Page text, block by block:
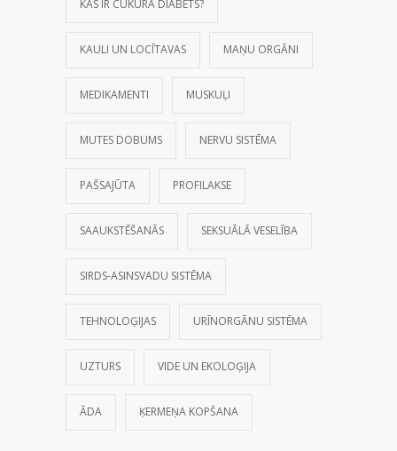
KAS IR CUKURA DIABĒTS?
KAULI UN LOCĪTAVAS MAŅU ORGĀNI
MEDIKAMENTI MUSKUĻI
MUTES DOBUMS NERVU SISTĒMA
PAŠSAJŪTA PROFILAKSE
SAAUKSTĒŠANĀS SEKSUĀLĀ VESELĪBA
SIRDS-ASINSVADU SISTĒMA
TEHNOLOĢIJAS URĪNORGĀNU SISTĒMA
UZTURS VIDE UN EKOLOĢIJA
ĀDA ĶERMEŅA KOPŠANA